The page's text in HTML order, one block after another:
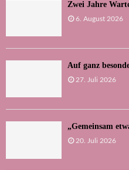
Zwei Jahre
6. August 2026
Auf ganz
27. Juli 2026
„Gemeinsam
20. Juli 2026